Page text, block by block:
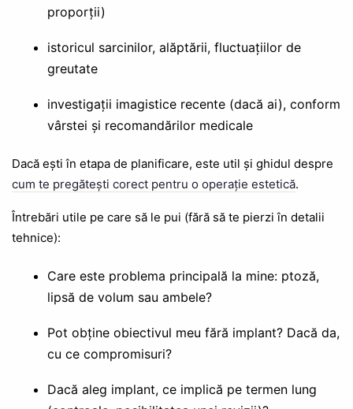
proporții)
istoricul sarcinilor, alăptării, fluctuațiilor de
greutate
investigații imagistice recente (dacă ai), conform
vârstei și recomandărilor medicale
Dacă ești în etapa de planificare, este util și ghidul despre
cum te pregătești corect pentru o operație estetică.
Întrebări utile pe care să le pui (fără să te pierzi în detalii
tehnice):
Care este problema principală la mine: ptoză,
lipsă de volum sau ambele?
Pot obține obiectivul meu fără implant? Dacă da,
cu ce compromisuri?
Dacă aleg implant, ce implică pe termen lung